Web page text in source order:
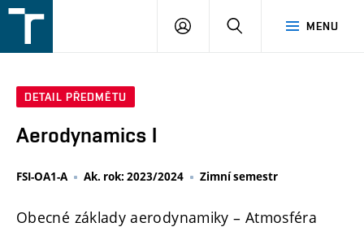
v
MENU
PŘIHLÁŠENÍ
DETAIL PŘEDMĚTU
Aerodynamics I
FSI-OA1-A Ak. rok: 2023/2024 Zimní semestr
Obecné základy aerodynamiky – Atmosféra